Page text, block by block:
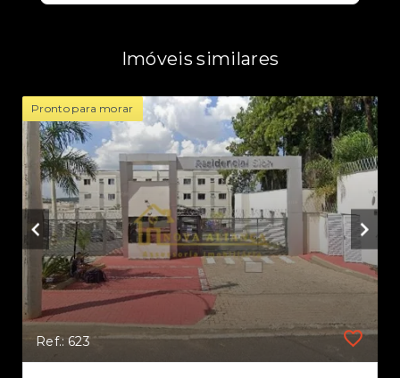
Imóveis similares
Pronto para morar
Ref.: 623